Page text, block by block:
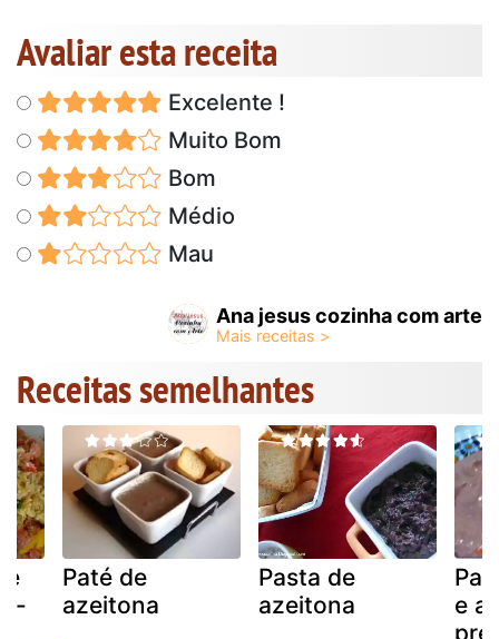
Avaliar esta receita
Excelente !
Muito Bom
Bom
Médio
Mau
Ana jesus cozinha com arte
Receitas semelhantes
e
Paté de
azeitona
Pasta de
azeitona
e